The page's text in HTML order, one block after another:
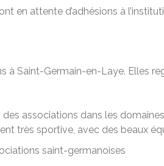
en attente d’adhésions à
à Saint-Germain-en-Laye. Elles
associations dans les
très sportive, avec des beaux
saint-germanoises